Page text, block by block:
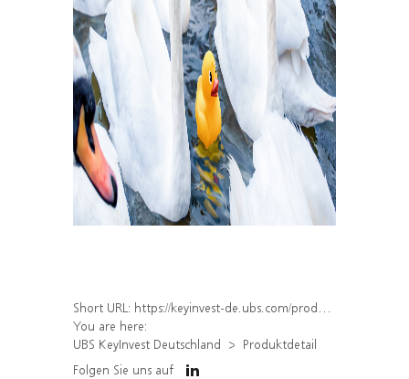
Short URL: https://keyinvest-de.ubs.com/produkt/detail/index/isin/DE000WA63X58
You are here:
UBS KeyInvest Deutschland
Produktdetail
Folgen Sie uns auf